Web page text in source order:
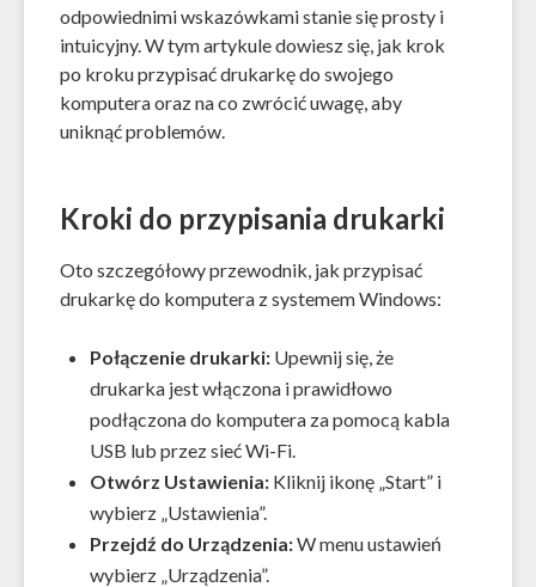
odpowiednimi wskazówkami stanie się prosty i
intuicyjny. W tym artykule dowiesz się, jak krok
po kroku przypisać drukarkę do swojego
komputera oraz na co zwrócić uwagę, aby
uniknąć problemów.
Kroki do przypisania drukarki
Oto szczegółowy przewodnik, jak przypisać
drukarkę do komputera z systemem Windows:
Połączenie drukarki: Upewnij się, że
drukarka jest włączona i prawidłowo
podłączona do komputera za pomocą kabla
USB lub przez sieć Wi-Fi.
Otwórz Ustawienia: Kliknij ikonę „Start” i
wybierz „Ustawienia”.
Przejdź do Urządzenia:W menu ustawień
wybierz „Urządzenia”.